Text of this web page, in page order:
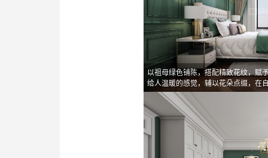
以祖母绿色铺陈，搭配精致花纹，赋
给人温暖的感觉，辅以花朵点缀，在